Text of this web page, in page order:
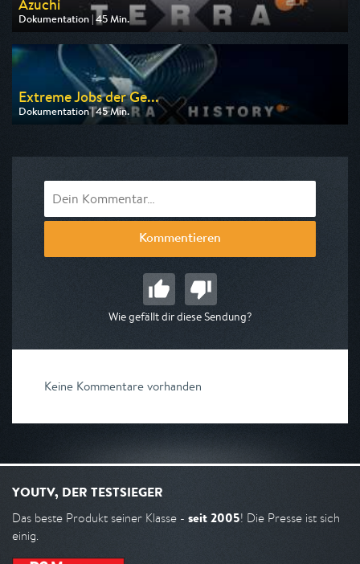
Azuchi
Dokumentation | 45 Min.
Ausgestrahlt von ZDF
am 09.08.2026, 19:30
Extreme Jobs der Ge...
Dokumentation | 45 Min.
Ausgestrahlt von ZDF
Kommentieren
Wie gefällt dir diese Sendung?
Keine Kommentare vorhanden
YOUTV, DER TESTSIEGER
Das beste Produkt seiner Klasse - seit 2005! Die Presse ist sich
einig.